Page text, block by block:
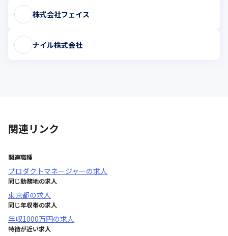
株式会社フェイス
ナイル株式会社
関連リンク
関連職種
プロダクトマネージャーの求人
同じ勤務地の求人
東京都の求人
同じ年収帯の求人
年収1000万円の求人
特徴が近い求人